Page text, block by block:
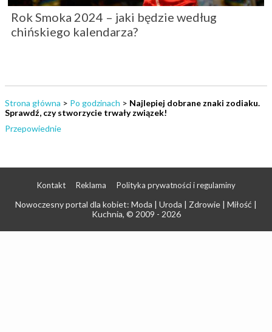
Rok Smoka 2024 – jaki będzie według
chińskiego kalendarza?
Strona główna > Po godzinach > Najlepiej dobrane znaki zodiaku.
Sprawdź, czy stworzycie trwały związek!
Przepowiednie
Kontakt Reklama Polityka prywatności i regulaminy
Nowoczesny portal dla kobiet: Moda | Uroda | Zdrowie | Miłość |
Kuchnia, © 2009 - 2026